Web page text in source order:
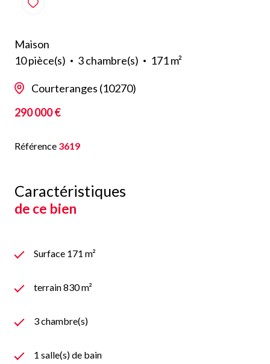
Maison
10 pièce(s)
3 chambre(s) 171 m²
Courteranges (10270)
290 000 €
Référence 3619
Caractéristiques
de ce bien
Surface 171 m²
terrain 830 m²
3 chambre(s)
1 salle(s) de bain